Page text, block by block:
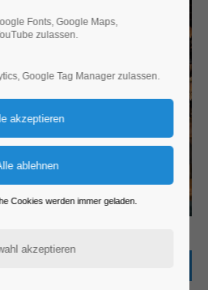
Fonts, Google Maps,
zulassen.
Google Tag Manager zulassen.
Cookies werden immer geladen.